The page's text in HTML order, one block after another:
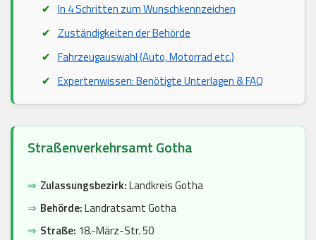
In 4 Schritten zum Wunschkennzeichen
Zuständigkeiten der Behörde
Fahrzeugauswahl (Auto, Motorrad etc.)
Expertenwissen: Benötigte Unterlagen & FAQ
Straßenverkehrsamt Gotha
⇒ Zulassungsbezirk:Landkreis Gotha
⇒ Behörde:Landratsamt Gotha
⇒ Straße: 18.-März-Str. 50